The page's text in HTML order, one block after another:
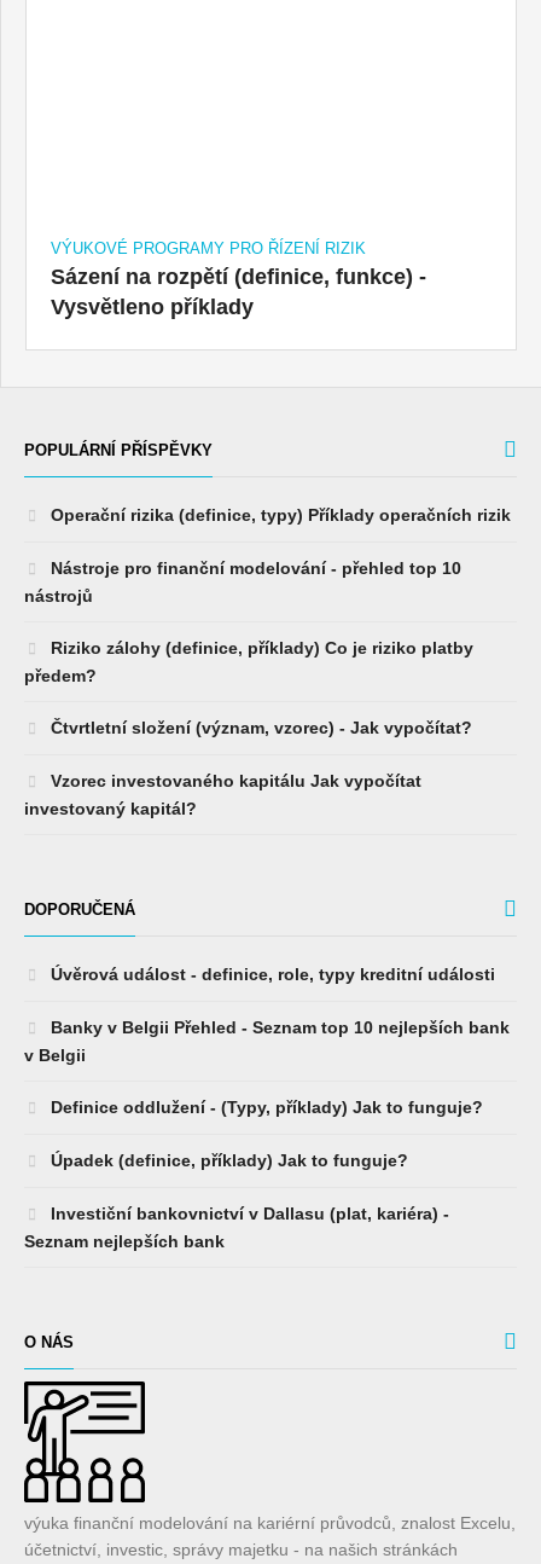
VÝUKOVÉ PROGRAMY PRO ŘÍZENÍ RIZIK
Sázení na rozpětí (definice, funkce) -
Vysvětleno příklady
POPULÁRNÍ PŘÍSPĚVKY
Operační rizika (definice, typy) Příklady operačních rizik
Nástroje pro finanční modelování - přehled top 10
nástrojů
Riziko zálohy (definice, příklady) Co je riziko platby
předem?
Čtvrtletní složení (význam, vzorec) - Jak vypočítat?
Vzorec investovaného kapitálu Jak vypočítat
investovaný kapitál?
DOPORUČENÁ
Úvěrová událost - definice, role, typy kreditní události
Banky v Belgii Přehled - Seznam top 10 nejlepších bank
v Belgii
Definice oddlužení - (Typy, příklady) Jak to funguje?
Úpadek (definice, příklady) Jak to funguje?
Investiční bankovnictví v Dallasu (plat, kariéra) -
Seznam nejlepších bank
O NÁS
výuka finanční modelování na kariérní průvodců, znalost Excelu,
účetnictví, investic, správy majetku - na našich stránkách